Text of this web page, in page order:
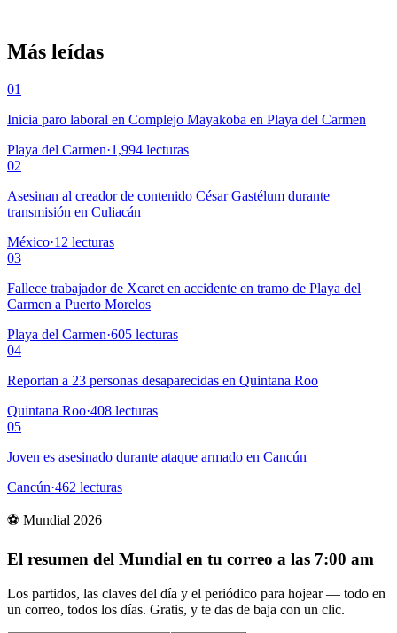
Más leídas
01
Inicia paro laboral en Complejo Mayakoba en Playa del Carmen
Playa del Carmen·1,994 lecturas
02
Asesinan al creador de contenido César Gastélum durante
transmisión en Culiacán
México·12 lecturas
03
Fallece trabajador de Xcaret en accidente en tramo de Playa del
Carmen a Puerto Morelos
Playa del Carmen·605 lecturas
04
Reportan a 23 personas desaparecidas en Quintana Roo
Quintana Roo·408 lecturas
05
Joven es asesinado durante ataque armado en Cancún
Cancún·462 lecturas
⚽ Mundial 2026
El resumen del Mundial en tu correo a las 7:00 am
Los partidos, las claves del día y el periódico para hojear — todo en
un correo, todos los días. Gratis, y te das de baja con un clic.